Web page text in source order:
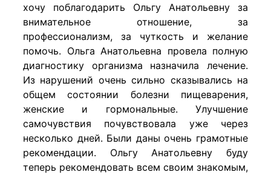
хочу поблагодарить Ольгу Анатольевну за
внимательное отношение, за
профессионализм, за чуткость и желание
помочь. Ольга Анатольевна провела полную
диагностику организма назначила лечение.
Из нарушений очень сильно сказывались на
общем состоянии болезни пищеварения,
женские и гормональные. Улучшение
самочувствия почувствовала уже через
несколько дней. Были даны очень грамотные
рекомендации. Ольгу Анатольевну буду
теперь рекомендовать всем своим знакомым,